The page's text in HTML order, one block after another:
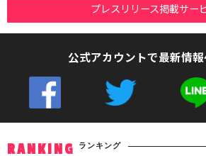
プレスリリース掲載サー
公式アカウントで最新情報
RANKING ランキング